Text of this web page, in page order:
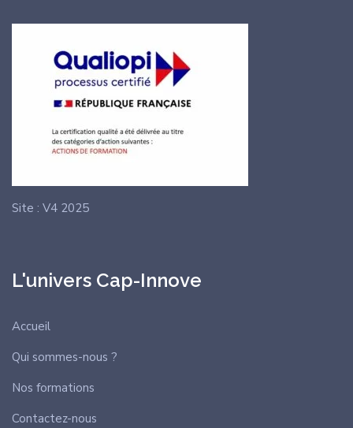
L'univers Cap-Innove
Accueil
Qui sommes-nous ?
Nos formations
Contactez-nous
Site : V4 2025